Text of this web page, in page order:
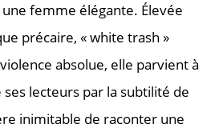
femme élégante. Élevée
précaire, « white trash »
absolue, elle parvient à
lecteurs par la subtilité de
inimitable de raconter une